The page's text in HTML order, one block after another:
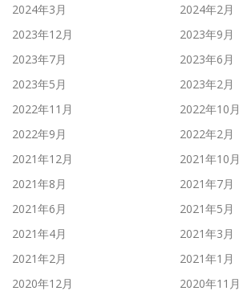
2024年3月
2024年2月
2023年12月
2023年9月
2023年7月
2023年6月
2023年5月
2023年2月
2022年11月
2022年10月
2022年9月
2022年2月
2021年12月
2021年10月
2021年8月
2021年7月
2021年6月
2021年5月
2021年4月
2021年3月
2021年2月
2021年1月
2020年12月
2020年11月